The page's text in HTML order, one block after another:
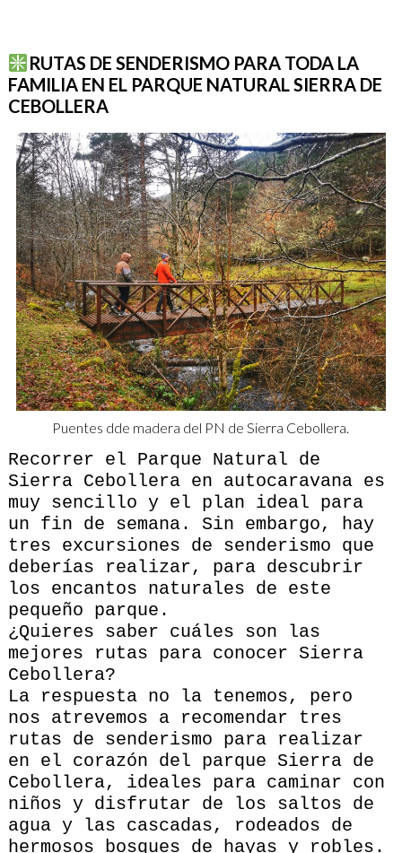
RUTAS DE SENDERISMO PARA TODA LA
FAMILIA EN EL PARQUE NATURAL SIERRA DE
CEBOLLERA
Puentes dde madera del PN de Sierra Cebollera.
Recorrer el Parque Natural de
Sierra Cebollera en autocaravana es
muy sencillo y el plan ideal para
un fin de semana. Sin embargo, hay
tres excursiones de senderismo que
deberías realizar, para descubrir
los encantos naturales de este
pequeño parque.
¿Quieres saber cuáles son las
mejores rutas para conocer Sierra
Cebollera?
La respuesta no la tenemos, pero
nos atrevemos a recomendar tres
rutas de senderismo para realizar
en el corazón del parque Sierra de
Cebollera, ideales para caminar con
niños y disfrutar de los saltos de
agua y las cascadas, rodeados de
hermosos bosques de hayas y robles.